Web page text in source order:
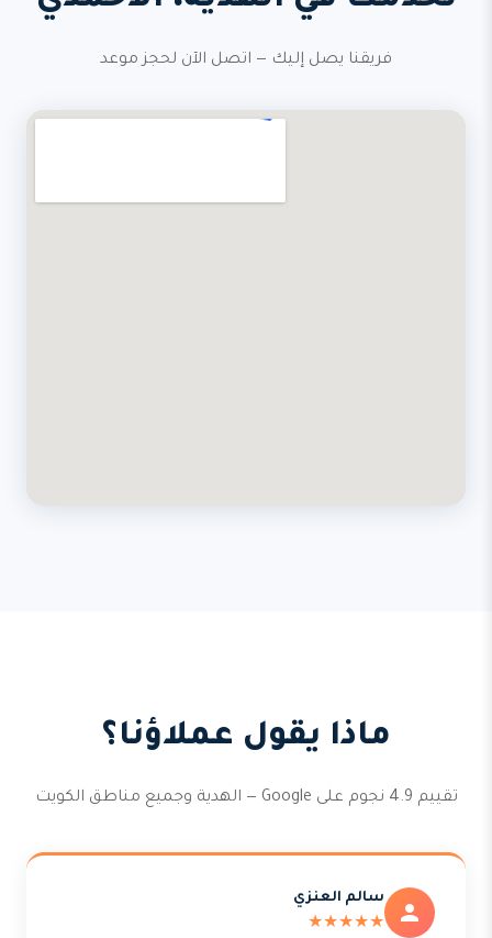
فريقنا يصل إليك — اتصل الآن لحجز موعد
ماذا يقول عملاؤنا؟
تقييم 4.9 نجوم على Google — الهدية وجميع مناطق الكويت
سالم العنزي
★★★★★